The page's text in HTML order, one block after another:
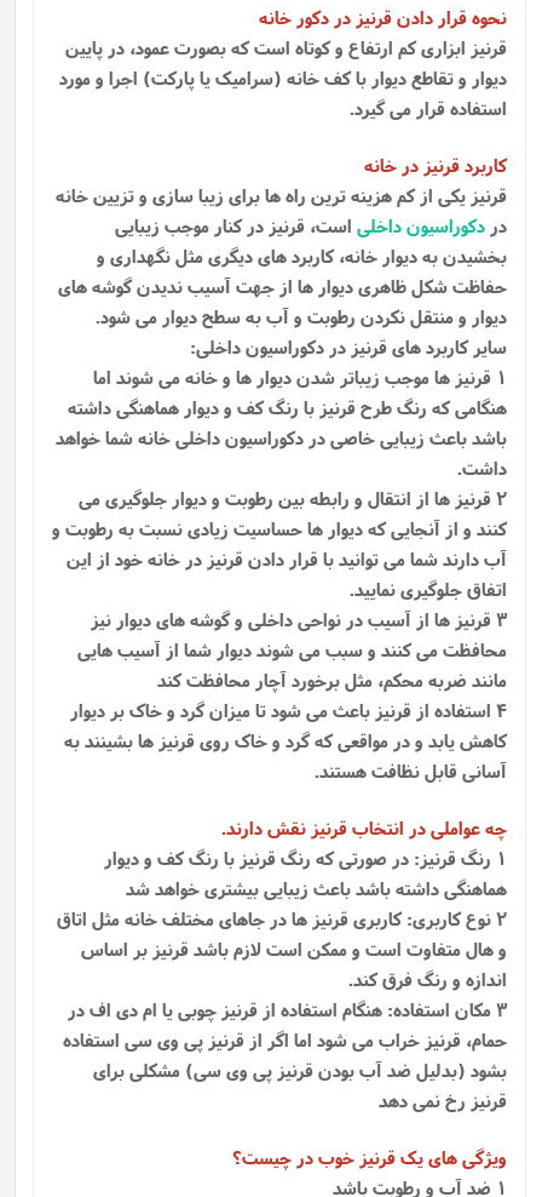
نحوه قرار دادن قرنیز در دکور خانه
قرنیز ابزاری کم ارتفاع و کوتاه است که بصورت عمود، در پایین
دیوار و تقاطع دیوار با کف خانه (سرامیک یا پارکت) اجرا و مورد
استفاده قرار می گیرد.
کاربرد قرنیز در خانه
قرنیز یکی از کم هزینه ترین راه ها برای زیبا سازی و تزیین خانه
در دکوراسیون داخلی است، قرنیز در کنار موجب زیبایی
بخشیدن به دیوار خانه، کاربرد های دیگری مثل نگهداری و
حفاظت شکل ظاهری دیوار ها از جهت آسیب ندیدن گوشه ‌های
دیوار و منتقل نکردن رطوبت و آب به سطح دیوار می‌ شود.
سایر کاربرد های قرنیز در دکوراسیون داخلی:
1 قرنیز ها موجب زیباتر شدن دیوار ها و خانه می شوند اما
هنگامی که رنگ طرح قرنیز با رنگ کف و دیوار هماهنگی داشته
باشد باعث زیبایی خاصی در دکوراسیون داخلی خانه شما خواهد
داشت.
2 قرنیز ها از انتقال و رابطه بین رطوبت و دیوار جلوگیری می
کنند و از آنجایی که دیوار ها حساسیت زیادی نسبت به رطوبت و
آب دارند شما می توانید با قرار دادن قرنیز در خانه خود از این
اتفاق جلوگیری نمایید.
3 قرنیز ها از آسیب در نواحی داخلی و گوشه های دیوار نیز
محافظت می کنند و سبب می شوند دیوار شما از آسیب هایی
مانند ضربه محکم، مثل برخورد آچار محافظت کند
4 استفاده از قرنیز باعث می شود تا میزان گرد و خاک بر دیوار
کاهش یابد و در مواقعی که گرد و خاک روی قرنیز ها بشینند به
آسانی قابل نظافت هستند.
چه عواملی در انتخاب قرنیز نقش دارند.
1 رنگ قرنیز: در صورتی که رنگ قرنیز با رنگ کف و دیوار
هماهنگی داشته باشد باعث زیبایی بیشتری خواهد شد
2 نوع کاربری: کاربری قرنیز ها در جاهای مختلف خانه مثل اتاق
و هال متفاوت است و ممکن است لازم باشد قرنیز بر اساس
اندازه و رنگ فرق کند.
3 مکان استفاده: هنگام استفاده از قرنیز چوبی یا ام دی اف در
حمام، قرنیز خراب می شود اما اگر از قرنیز پی وی سی استفاده
بشود (بدلیل ضد آب بودن قرنیز پی وی سی) مشکلی برای
قرنیز رخ نمی دهد
ویژگی های یک قرنیز خوب در چیست؟
1 ضد آب و رطوبت باشد